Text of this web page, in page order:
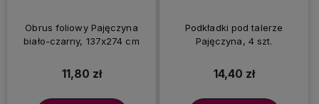
Obrus foliowy Pajęczyna
biało-czarny, 137x274 cm
11,80 zł
Podkładki pod talerze
Pajęczyna, 4 szt.
14,40 zł